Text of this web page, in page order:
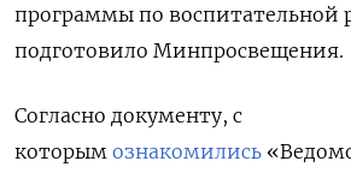
программы по воспитательной
подготовило Минпросвещения.
Согласно документу, с
которым ознакомились